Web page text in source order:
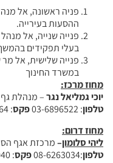
פניה ראשונה, אל
ההסעות בעירייה.
פנייה שנייה, אל
בעלי תפקידים
פנייה שלישית, אל
במשרד החינוך
מחוז מרכז:
יוכי גמליאל נגר– מנהלת
טלפון: 03-6896522 פקס: 03-6896764
מחוז דרום:
ליהי סלומון–מרכזת אגף
טלפון:08-6263034 פקס: 08-6263040